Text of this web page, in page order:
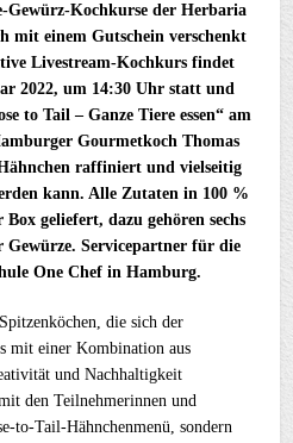
Gewürz-Kochkurse der Herbaria
mit einem Gutschein verschenkt
Livestream-Kochkurs findet
2022, um 14:30 Uhr statt und
to Tail – Ganze Tiere essen“ am
Gourmetkoch Thomas
raffiniert und vielseitig
kann. Alle Zutaten in 100 %
geliefert, dazu gehören sechs
Gewürze. Servicepartner für die
One Chef in Hamburg.
die sich der
mit einer Kombination aus
und Nachhaltigkeit
den Teilnehmerinnen und
to-Tail-Hähnchenmenü, sondern